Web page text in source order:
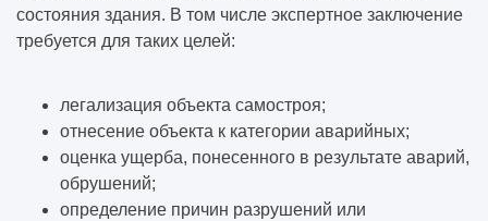
состояния здания. В том числе экспертное заключение
требуется для таких целей:
легализация объекта самостроя;
отнесение объекта к категории аварийных;
оценка ущерба, понесенного в результате аварий,
обрушений;
определение причин разрушений или